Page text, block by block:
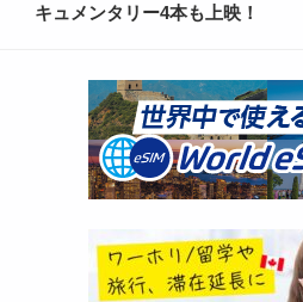
キュメンタリー4本も上映！